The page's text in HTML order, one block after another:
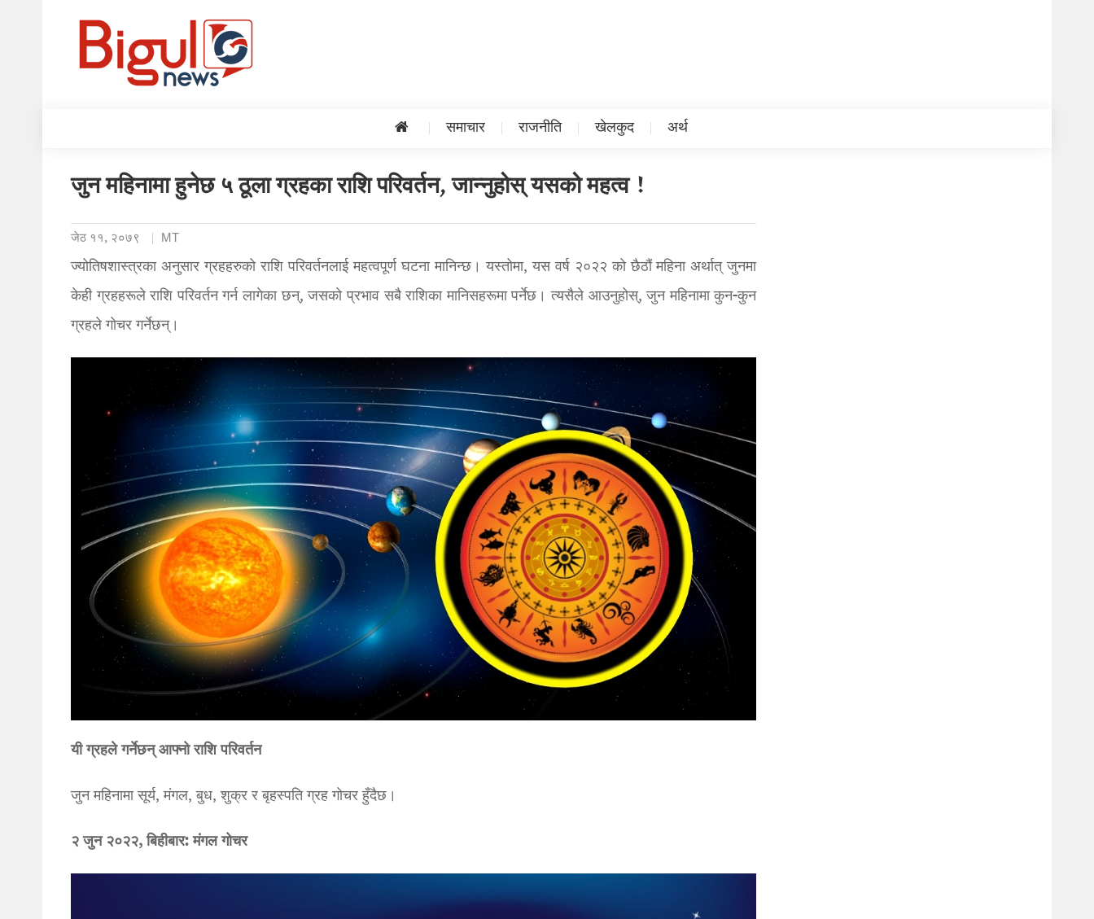
समाचार राजनीति खेलकुद अर्थ
जुन महिनामा हुनेछ ५ ठूला ग्रहका राशि परिवर्तन, जान्नुहोस् यसको महत्व !
जेठ ११, २०७९ MT
ज्योतिषशास्त्रका अनुसार ग्रहहरुको राशि परिवर्तनलाई महत्वपूर्ण घटना मानिन्छ। यस्तोमा, यस वर्ष २०२२ को छैठौं महिना अर्थात् जुनमा
केही ग्रहहरूले राशि परिवर्तन गर्न लागेका छन्, जसको प्रभाव सबै राशिका मानिसहरूमा पर्नेछ। त्यसैले आउनुहोस्, जुन महिनामा कुन-कुन
ग्रहले गोचर गर्नेछन्।
यी ग्रहले गर्नेछन् आफ्नो राशि परिवर्तन
जुन महिनामा सूर्य, मंगल, बुध, शुक्र र बृहस्पति ग्रह गोचर हुँदैछ।
२ जुन २०२२, बिहीबार: मंगल गोचर